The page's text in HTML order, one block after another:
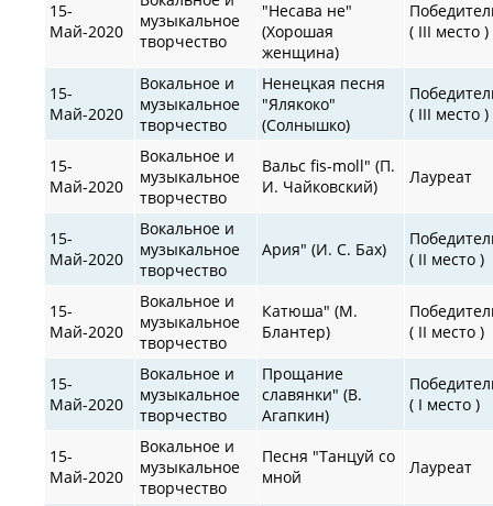
15-
Май-2020
музыкальное
творчество
"Несава не"
(Хорошая
женщина)
( III место )
15-
Май-2020
Вокальное и
музыкальное
творчество
Ненецкая песня
"Ялякоко"
(Солнышко)
( III место )
15-
Май-2020
Вокальное и
музыкальное
творчество
Вальс fis-moll" (П.
И. Чайковский)
Лауреат
15-
Май-2020
Вокальное и
музыкальное
творчество
Ария" (И. С. Бах)
( II место )
15-
Май-2020
Вокальное и
музыкальное
творчество
Катюша" (М.
Блантер)
( II место )
15-
Май-2020
Вокальное и
музыкальное
творчество
Прощание
славянки" (В.
Агапкин)
( I место )
15-
Май-2020
Вокальное и
музыкальное
творчество
Песня "Танцуй со
мной
Лауреат